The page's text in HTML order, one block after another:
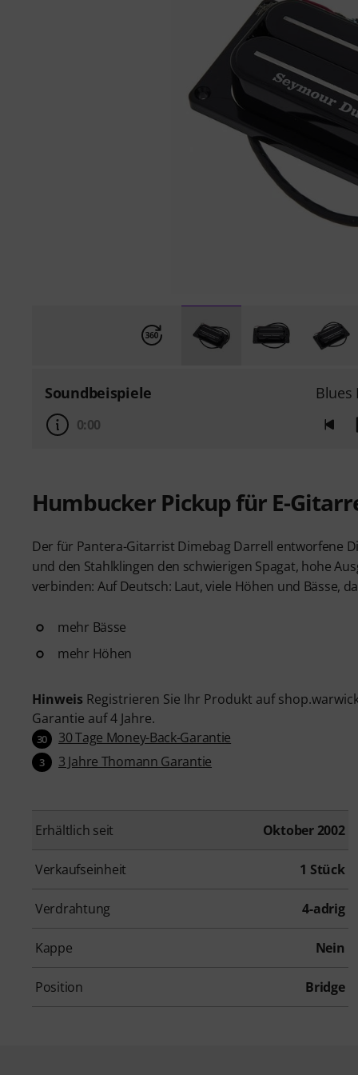
Soundbeispiele Blues
0:00
Humbucker Pickup für E-
Der für Pantera-Gitarrist Dimebag Darrell entworfene
und den Stahlklingen den schwierigen Spagat, hohe
verbinden: Auf Deutsch: Laut, viele Höhen und Bässe,
mehr Bässe
mehr Höhen
Hinweis Registrieren Sie Ihr Produkt auf
Garantie auf 4 Jahre.
30 30 Tage Money-Back-Garantie
3 3 Jahre Thomann Garantie
Erhältlich seit Oktober 2002
Verkaufseinheit 1 Stück
Verdrahtung 4-adrig
Kappe Nein
Position Bridge